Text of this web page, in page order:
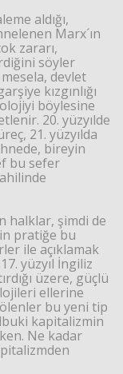
aldığı,
Marx´ın
zararı,
söyler
devlet
kızgınlığı
böylesine
20. yüzyılde
21. yüzyılda
bireyin
bu sefer
halklar, şimdi de
pratiğe bu
ile açıklamak
yüzyıl İngiliz
üzere, güçlü
ellerine
bu yeni tip
kapitalizmin
Ne kadar